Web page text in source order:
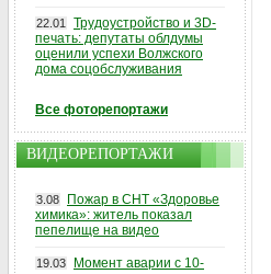
22.01
Трудоустройство и 3D-
печать: депутаты облдумы
оценили успехи Волжского
дома соцобслуживания
Все фоторепортажи
ВИДЕОРЕПОРТАЖИ
3.08
Пожар в СНТ «Здоровье
химика»: житель показал
пепелище на видео
19.03
Момент аварии с 10-